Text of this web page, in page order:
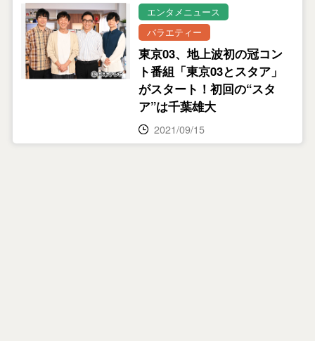
エンタメニュース
バラエティー
東京03、地上波初の冠コン
ト番組「東京03とスタア」
がスタート！初回の“スタ
ア”は千葉雄大
2021/09/15